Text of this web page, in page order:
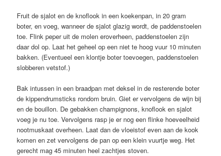
Fruit de sjalot en de knoflook in een koekenpan, in 20 gram
boter, en voeg, wanneer de sjalot glazig wordt, de paddenstoelen
toe. Flink peper uit de molen eroverheen, paddenstoelen zijn
daar dol op. Laat het geheel op een niet te hoog vuur 10 minuten
bakken. (Eventueel een klontje boter toevoegen, paddenstoelen
slobberen vetstof.)
Bak intussen in een braadpan met deksel in de resterende boter
de kippendrumsticks rondom bruin. Giet er vervolgens de wijn bij
en de bouillon. De gebakken champignons, knoflook en sjalot
voeg je nu toe. Vervolgens rasp je er nog een flinke hoeveelheid
nootmuskaat overheen. Laat dan de vloeistof even aan de kook
komen en zet vervolgens de pan op een klein vuurtje weg. Het
gerecht mag 45 minuten heel zachtjes stoven.